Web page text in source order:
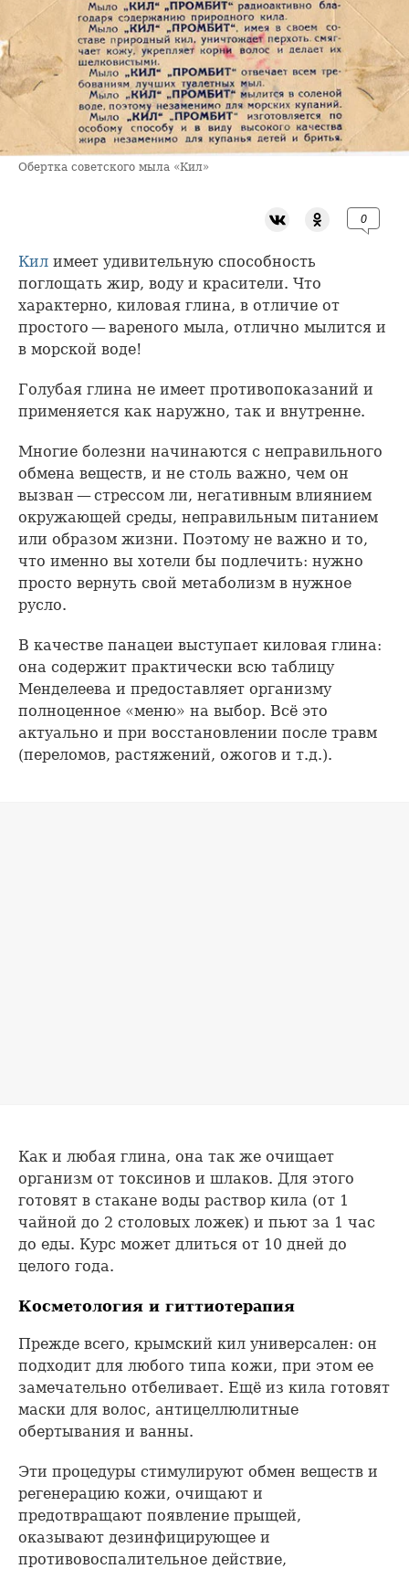
Обертка советского мыла «Кил»
0
Кил имеет удивительную способность
поглощать жир, воду и красители. Что
характерно, киловая глина, в отличие от
простого — вареного мыла, отлично мылится и
в морской воде!
Голубая глина не имеет противопоказаний и
применяется как наружно, так и внутренне.
Многие болезни начинаются с неправильного
обмена веществ, и не столь важно, чем он
вызван — стрессом ли, негативным влиянием
окружающей среды, неправильным питанием
или образом жизни. Поэтому не важно и то,
что именно вы хотели бы подлечить: нужно
просто вернуть свой метаболизм в нужное
русло.
В качестве панацеи выступает киловая глина:
она содержит практически всю таблицу
Менделеева и предоставляет организму
полноценное «меню» на выбор. Всё это
актуально и при восстановлении после травм
(переломов, растяжений, ожогов и т.д.).
Как и любая глина, она так же очищает
организм от токсинов и шлаков. Для этого
готовят в стакане воды раствор кила (от 1
чайной до 2 столовых ложек) и пьют за 1 час
до еды. Курс может длиться от 10 дней до
целого года.
Косметология и гиттиотерапия
Прежде всего, крымский кил универсален: он
подходит для любого типа кожи, при этом ее
замечательно отбеливает. Ещё из кила готовят
маски для волос, антицеллюлитные
обертывания и ванны.
Эти процедуры стимулируют обмен веществ и
регенерацию кожи, очищают и
предотвращают появление прыщей,
оказывают дезинфицирующее и
противовоспалительное действие,